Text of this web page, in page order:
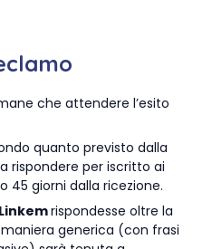
che attendere l’esito
quanto previsto dalla
rispondere per iscritto ai
45 giorni dalla ricezione.
rispondesse oltre la
generica (con frasi